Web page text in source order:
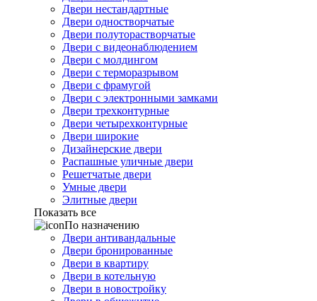
Двери нестандартные
Двери одностворчатые
Двери полуторастворчатые
Двери с видеонаблюдением
Двери с молдингом
Двери с терморазрывом
Двери с фрамугой
Двери с электронными замками
Двери трехконтурные
Двери четырехконтурные
Двери широкие
Дизайнерские двери
Распашные уличные двери
Решетчатые двери
Умные двери
Элитные двери
Показать все
По назначению
Двери антивандальные
Двери бронированные
Двери в квартиру
Двери в котельную
Двери в новостройку